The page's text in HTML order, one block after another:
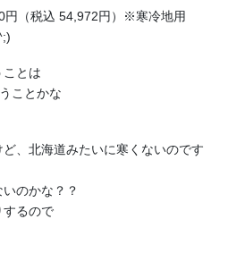
円（税込 54,972円）※寒冷地用
ことは
ことかな
、北海道みたいに寒くないのです
のかな？？
するので